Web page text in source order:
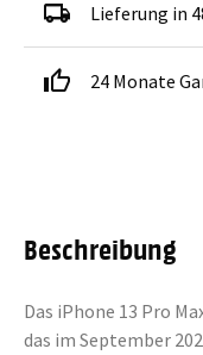
Lieferung in
24 Monate
Beschreibung
Das iPhone 13 Pro
das im September